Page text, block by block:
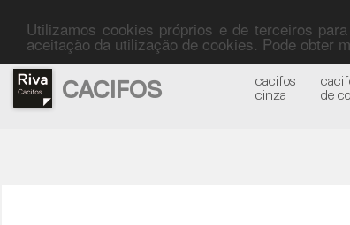
Utilizamos cookies próprios e de terceiros
aceitação da utilização de cookies. Pode obter
CACIFOS
cacifos
cinza
de